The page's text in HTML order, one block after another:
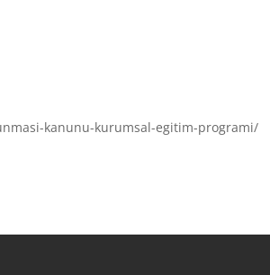
kanunu-kurumsal-egitim-programi/